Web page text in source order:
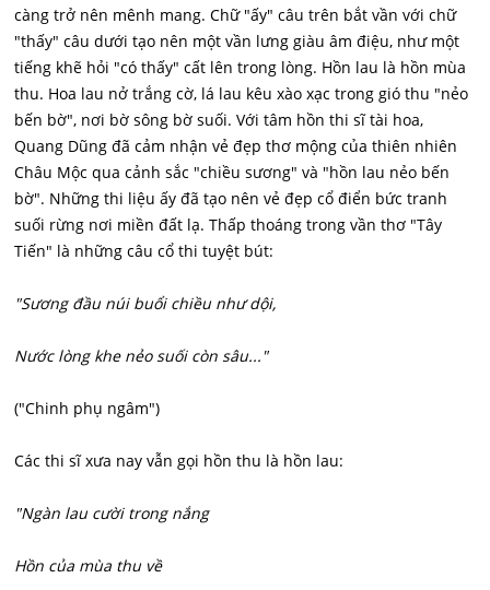
càng trở nên mênh mang. Chữ "ấy" câu trên bắt vần với chữ
"thấy" câu dưới tạo nên một vần lưng giàu âm điệu, như một
tiếng khẽ hỏi "có thấy" cất lên trong lòng. Hồn lau là hồn mùa
thu. Hoa lau nở trắng cờ, lá lau kêu xào xạc trong gió thu "nẻo
bến bờ", nơi bờ sông bờ suối. Với tâm hồn thi sĩ tài hoa,
Quang Dũng đã cảm nhận vẻ đẹp thơ mộng của thiên nhiên
Châu Mộc qua cảnh sắc "chiều sương" và "hồn lau nẻo bến
bờ". Những thi liệu ấy đã tạo nên vẻ đẹp cổ điển bức tranh
suối rừng nơi miền đất lạ. Thấp thoáng trong vần thơ "Tây
Tiến" là những câu cổ thi tuyệt bút:
"Sương đầu núi buổi chiều như dội,
Nước lòng khe nẻo suối còn sâu..."
("Chinh phụ ngâm")
Các thi sĩ xưa nay vẫn gọi hồn thu là hồn lau:
"Ngàn lau cười trong nắng
Hồn của mùa thu về